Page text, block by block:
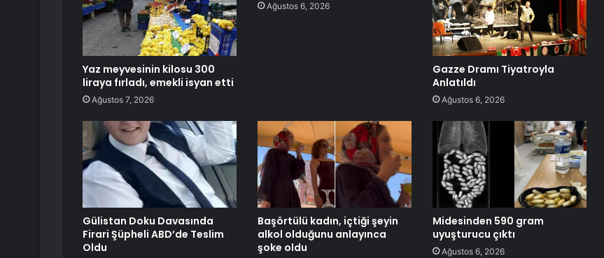
Yaz meyvesinin kilosu 300
liraya fırladı, emekli isyan etti
Ağustos 7, 2026
Ağustos 6, 2026
Gazze Dramı Tiyatroyla
Anlatıldı
Ağustos 6, 2026
Gülistan Doku Davasında
Firari Şüpheli ABD’de Teslim
Oldu
Başörtülü kadın, içtiği şeyin
alkol olduğunu anlayınca
şoke oldu
Midesinden 590 gram
uyuşturucu çıktı
Ağustos 6, 2026